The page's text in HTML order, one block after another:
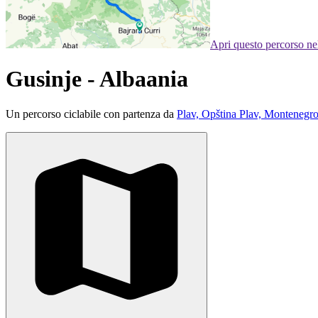
Apri questo percorso
Gusinje - Albaania
Un percorso ciclabile con partenza da Plav, Opština Plav, Montenegro